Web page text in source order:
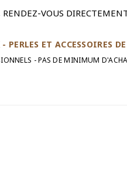
VOUS
ET ACCESSOIRES
- PAS DE MINIMUM